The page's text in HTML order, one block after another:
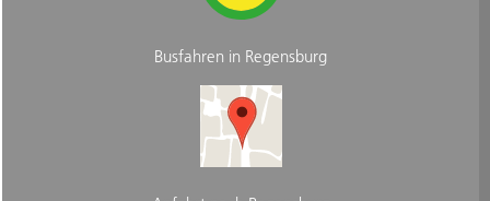
Busfahren in Regensburg